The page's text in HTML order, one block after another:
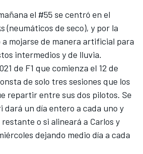
el #55 se centró en el
(neumáticos de seco), y por la
mojarse de manera artificial para
intermedios y de lluvia.
de F1 que comienza el 12 de
de solo tres sesiones que los
repartir entre sus dos pilotos. Se
dará un día entero a cada uno y
o si alineará a Carlos y
dejando medio día a cada